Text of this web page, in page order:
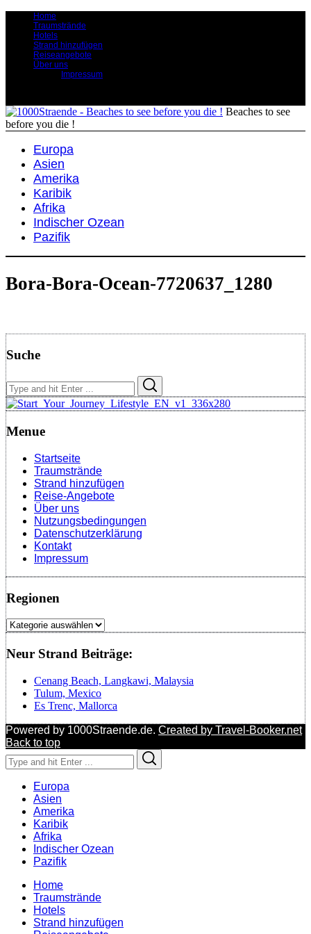
Home
Traumstrände
Hotels
Strand hinzufügen
Reiseangebote
Über uns
Impressum
Beaches to see
before you die !
Europa
Asien
Amerika
Karibik
Afrika
Indischer Ozean
Pazifik
Bora-Bora-Ocean-7720637_1280
Suche
Search
for:
Menue
Startseite
Traumstrände
Strand hinzufügen
Reise-Angebote
Über uns
Nutzungsbedingungen
Datenschutzerklärung
Kontakt
Impressum
Regionen
Regionen
Neur Strand Beiträge:
Cenang Beach, Langkawi, Malaysia
Tulum, Mexico
Es Trenc, Mallorca
Powered by 1000Straende.de. Created by Travel-Booker.net
Back to top
Search
for:
Europa
Asien
Amerika
Karibik
Afrika
Indischer Ozean
Pazifik
Home
Traumstrände
Hotels
Strand hinzufügen